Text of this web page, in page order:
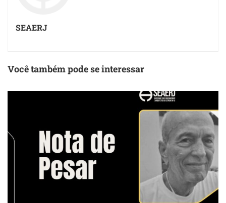
SEAERJ
Você também pode se interessar